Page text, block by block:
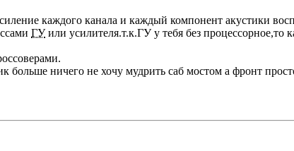
каждого канала и каждый компонент акустики
ГУили усилителя.т.к.ГУ у тебя без процессорное,то
больше ничего не хочу мудрить саб мостом а фронт